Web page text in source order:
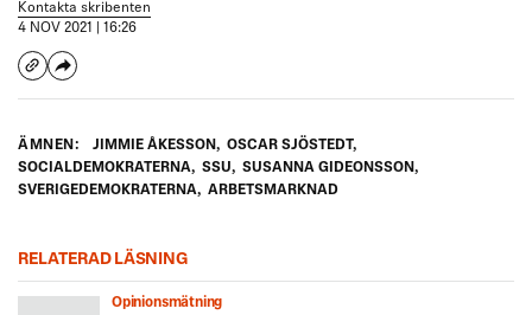
Kontakta skribenten
4 NOV 2021 | 16:26
ÄMNEN: JIMMIE ÅKESSON, OSCAR SJÖSTEDT,
SOCIALDEMOKRATERNA, SSU, SUSANNA GIDEONSSON,
SVERIGEDEMOKRATERNA, ARBETSMARKNAD
RELATERAD LÄSNING
Opinionsmätning